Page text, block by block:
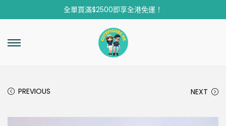
全單買滿$2500即享全港免運！
PREVIOUS NEXT